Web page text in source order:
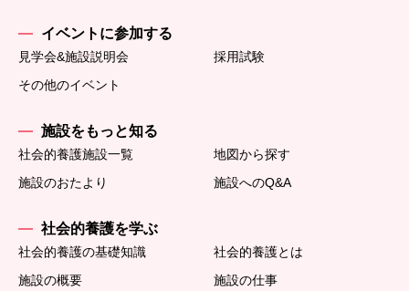
イベントに参加する
見学会&施設説明会
採用試験
その他のイベント
施設をもっと知る
社会的養護施設一覧
地図から探す
施設のおたより
施設へのQ&A
社会的養護を学ぶ
社会的養護の基礎知識
社会的養護とは
施設の概要
施設の仕事